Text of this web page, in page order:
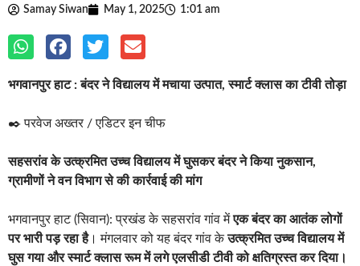
Samay Siwan May 1, 2025 1:01 am
भगवानपुर हाट : बंदर ने विद्यालय में मचाया उत्पात, स्मार्ट क्लास का टीवी तोड़ा
✒️ परवेज अख्तर / एडिटर इन चीफ
सहसरांव के उत्क्रमित उच्च विद्यालय में घुसकर बंदर ने किया नुकसान,
ग्रामीणों ने वन विभाग से की कार्रवाई की मांग
भगवानपुर हाट (सिवान): प्रखंड के सहसरांव गांव मेंएक बंदर का आतंक लोगों
पर भारी पड़ रहा है। मंगलवार को यह बंदर गांव केउत्क्रमित उच्च विद्यालय में
घुस गया और स्मार्ट क्लास रूम में लगे एलसीडी टीवी को क्षतिग्रस्त कर दिया।